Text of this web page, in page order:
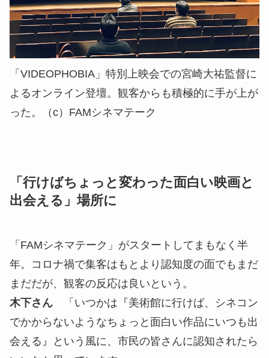
「VIDEOPHOBIA」特別上映会での宮崎大祐監督に
よるオンライン登壇。観客からも積極的に手が上が
った。（c）FAMシネマテーク
「行けばちょっと変わった面白い映画と
出会える」場所に
「FAMシネマテーク」がスタートしてまもなく半
年。コロナ禍で集客はもとより認知度の面でもまだ
まだだが、観客の反応は良いという。
木下さん
「いつかは『美術館に行けば、シネコン
でかからないようなちょっと面白い作品にいつも出
会える』という風に、市民の皆さんに認知されたら